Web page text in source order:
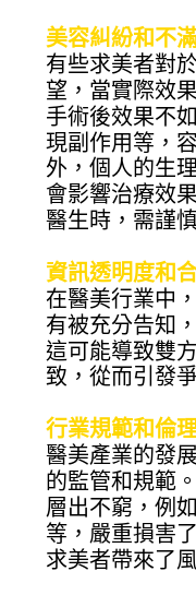
美容糾紛和不
有些求美者對
望，當實際效
手術後效果不
現副作用等，
外，個人的生
會影響治療效
醫生時，需謹
資訊透明度和
在醫美行業中
有被充分告知
這可能導致雙
致，從而引發
行業規範和倫
醫美產業的發
的監管和規範
層出不窮，例
等，嚴重損害
求美者帶來了